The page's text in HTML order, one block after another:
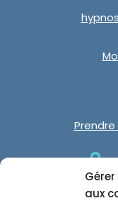
aux
Prendre